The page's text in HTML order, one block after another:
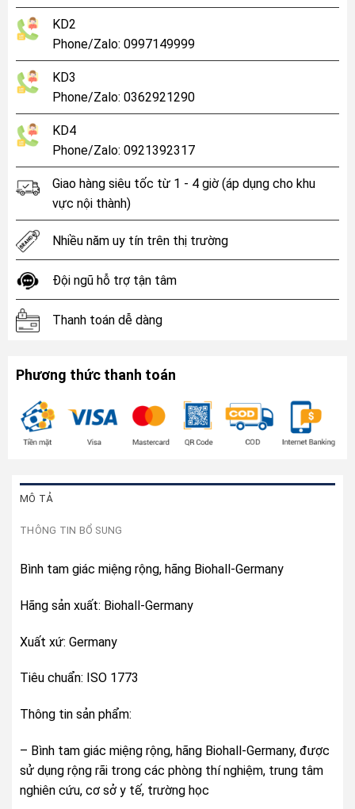
KD2
Phone/Zalo: 0997149999
KD3
Phone/Zalo: 0362921290
KD4
Phone/Zalo: 0921392317
Giao hàng siêu tốc từ 1 - 4 giờ (áp dụng cho khu
vực nội thành)
Nhiều năm uy tín trên thị trường
Đội ngũ hỗ trợ tận tâm
Thanh toán dễ dàng
Phương thức thanh toán
MÔ TẢ
THÔNG TIN BỔ SUNG
Bình tam giác miệng rộng, hãng Biohall-Germany
Hãng sản xuất: Biohall-Germany
Xuất xứ: Germany
Tiêu chuẩn: ISO 1773
Thông tin sản phẩm:
– Bình tam giác miệng rộng, hãng Biohall-Germany, được
sử dụng rộng rãi trong các phòng thí nghiệm, trung tâm
nghiên cứu, cơ sở y tế, trường học